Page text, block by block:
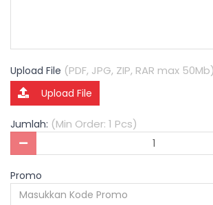
Upload File (PDF, JPG, ZIP, RAR max 50Mb)
Upload File
Jumlah: (Min Order: 1 Pcs)
Promo